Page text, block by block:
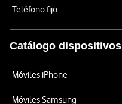
Teléfono fijo
Catálogo dispositivos
Móviles iPhone
Móviles Samsung